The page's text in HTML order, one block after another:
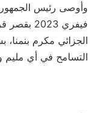
فيفري
الجزائي مكرم
التسامح في أي مليم